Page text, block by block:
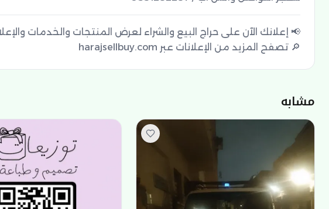
🔎 تصفح المزيد من الإعلانات عبر harajsellbuy.com
مشابه